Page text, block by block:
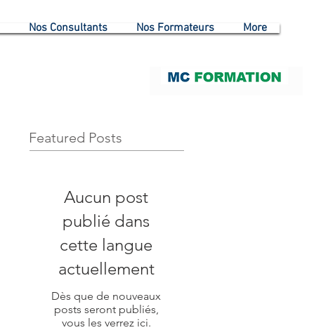
Nos Consultants Nos Formateurs More
Featured Posts
Aucun post
publié dans
cette langue
actuellement
Dès que de nouveaux
posts seront publiés,
vous les verrez ici.